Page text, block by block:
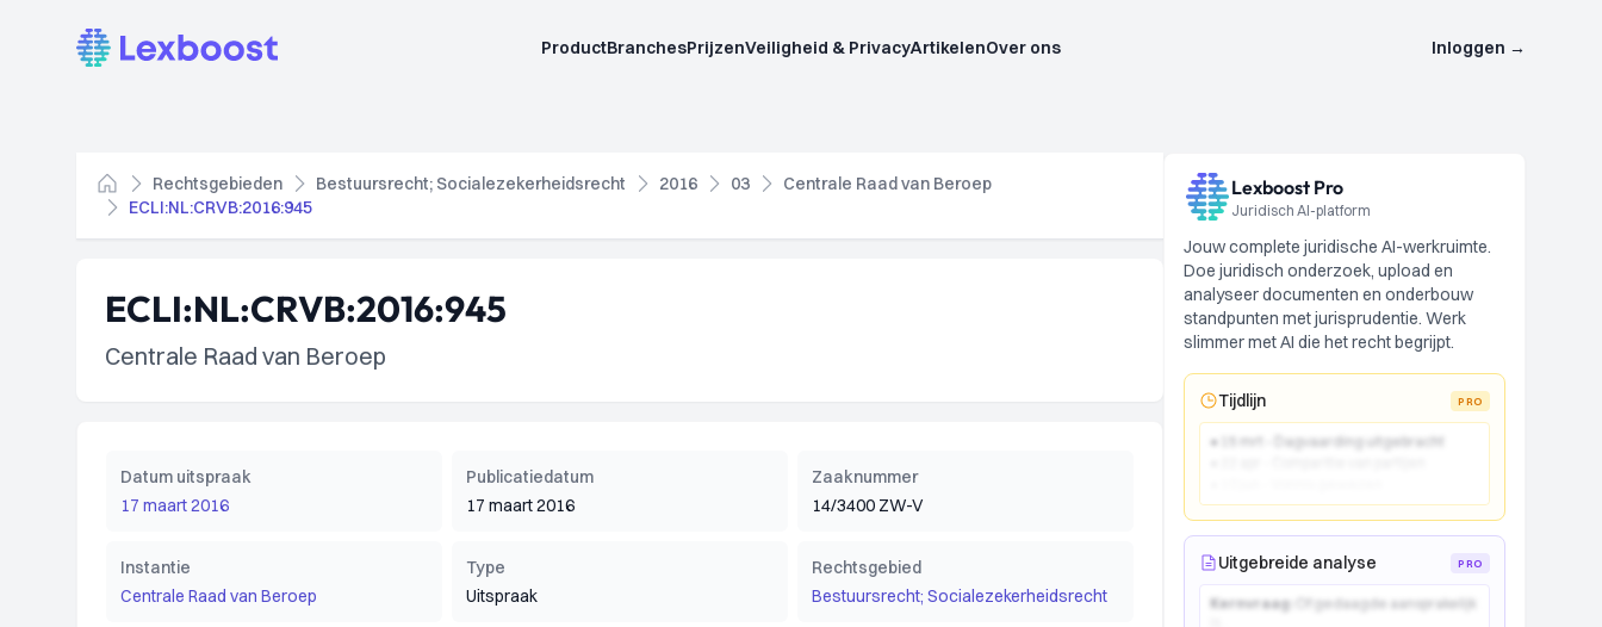
Lexboost ProductBranchesPrijzenVeiligheid & PrivacyArtikelenOver ons Inloggen →
Home
Rechtsgebieden Bestuursrecht; Socialezekerheidsrecht 2016 03
Centrale Raad van Beroep
ECLI:NL:CRVB:2016:945
ECLI:NL:CRVB:2016:945
Centrale Raad van Beroep
Datum uitspraak
17 maart 2016
Publicatiedatum
17 maart 2016
Zaaknummer
14/3400 ZW-V
Instantie
Centrale Raad van Beroep
Type
Uitspraak
Rechtsgebied
Bestuursrecht; Socialezekerheidsrecht
Lexboost Pro
Juridisch AI-platform
Jouw complete juridische AI-werkruimte.
Doe juridisch onderzoek, upload en
analyseer documenten en onderbouw
standpunten met jurisprudentie. Werk
slimmer met AI die het recht begrijpt.
Tijdlijn PRO
● 15 mrt - Dagvaarding uitgebracht
Uitgebreide analyse PRO
Kernvraag:
Of gedaagde aansprakelijk